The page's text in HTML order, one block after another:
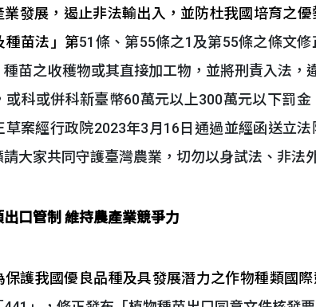
發展，遏止非法輸出入，並防杜我國培育之
種苗法」第51條、第55條之1及第55條之條文
苗之收穫物或其直接加工物，並將刑責入法，
或科或併科新臺幣60萬元以上300萬元以下罰
草案經行政院2023年3月16日通過並經函送立
大家共同守護臺灣農業，切勿以身試法、非法
口管制 維持農產業競爭力
護我國優良品種及具發展潛力之作物種類國際